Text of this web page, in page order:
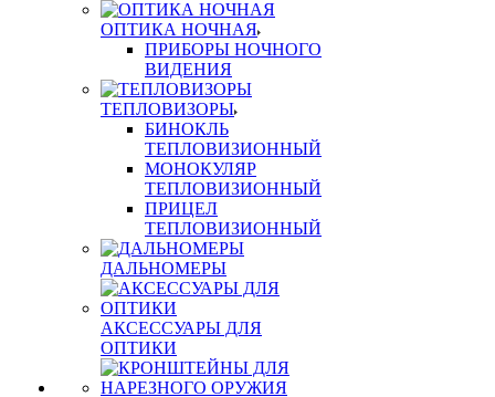
ОПТИКА НОЧНАЯ
ПРИБОРЫ НОЧНОГО
ВИДЕНИЯ
ТЕПЛОВИЗОРЫ
БИНОКЛЬ
ТЕПЛОВИЗИОННЫЙ
МОНОКУЛЯР
ТЕПЛОВИЗИОННЫЙ
ПРИЦЕЛ
ТЕПЛОВИЗИОННЫЙ
ДАЛЬНОМЕРЫ
АКСЕССУАРЫ ДЛЯ
ОПТИКИ